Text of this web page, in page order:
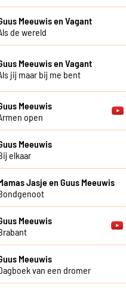
Meeuwis en Vagant
de wereld
Meeuwis en Vagant
jij maar bij me bent
Meeuwis
open
Meeuwis
elkaar
Jasje en Guus Meeuwis
Meeuwis
Meeuwis
van een dromer